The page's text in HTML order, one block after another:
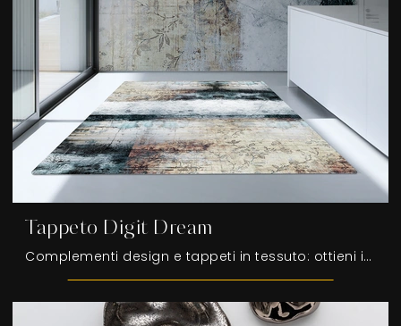
Tappeto Digit Dream
Complementi design e tappeti in tessuto: ottieni informazioni sul modello Tappeto Digit Dream di Adriani e Rossi e potrai valorizzare i tuoi spazi.